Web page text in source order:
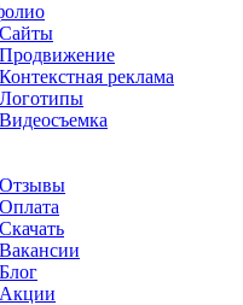
Сайты
Продвижение
Контекстная реклама
Логотипы
Видеосъемка
Отзывы
Оплата
Скачать
Вакансии
Блог
Акции